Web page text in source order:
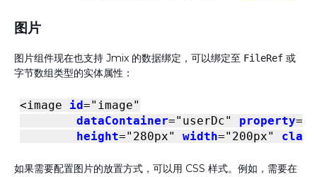
图片
图片组件现在也支持 Jmix 的数据绑定，可以绑定至 FileRef 或
字节数组类型的实体属性：
<image id="image"
dataContainer="userDc" property=
height="280px" width="200px"
如果需要配置图片的放置方式，可以用 CSS 样式。例如，需要在